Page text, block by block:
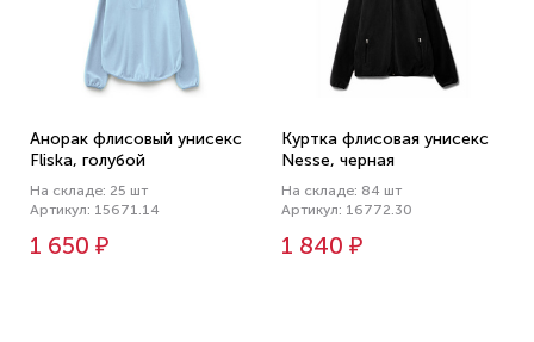
Анорак флисовый унисекс
Fliska, голубой
На складе: 25 шт
Артикул: 15671.14
1 650 ₽
Куртка флисовая унисекс
Nesse, черная
На складе: 84 шт
Артикул: 16772.30
1 840 ₽